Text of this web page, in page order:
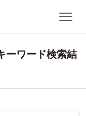
ーワード検索結